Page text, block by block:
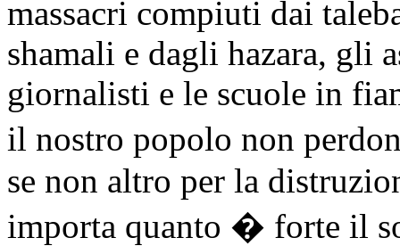
massacri compiuti dai
shamali e dagli hazara, gli
giornalisti e le scuole in
il nostro popolo non
se non altro per la
importa quanto � forte il